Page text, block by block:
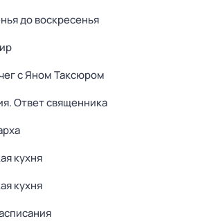
до воскресенья
с Яном Таксюром
Ответ священника
кухня
кухня